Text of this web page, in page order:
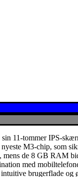
11-tommer IPS-
M3-chip, som
de 8 GB RAM
med
brugerflade